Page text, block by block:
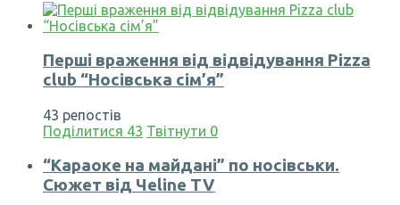
Перші враження від відвідування Pizza
club “Носівська сім’я”
43 репостів
Поділитися 43 Твітнути 0
“Караоке на майдані” по носівськи.
Сюжет від Чеline TV